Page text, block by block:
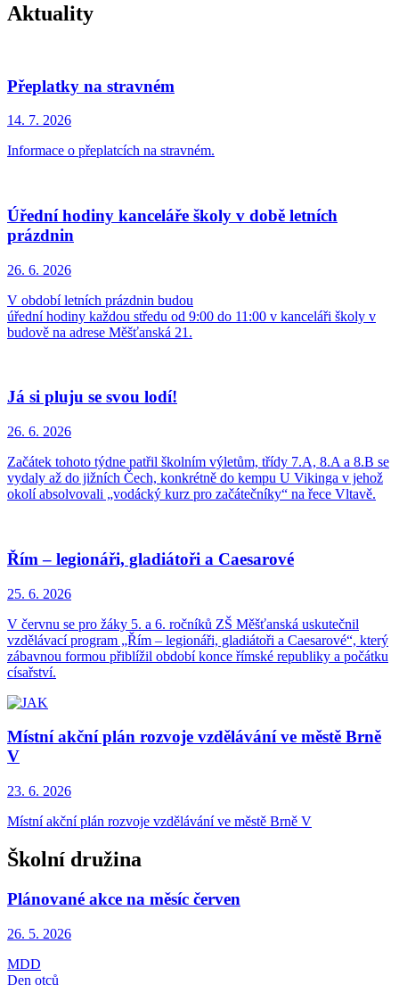
Aktuality
Přeplatky na stravném
14. 7. 2026
Informace o přeplatcích na stravném.
Úřední hodiny kanceláře školy v době letních
prázdnin
26. 6. 2026
V období letních prázdnin budou
úřední hodiny každou středu od 9:00 do 11:00 v kanceláři školy v
budově na adrese Měšťanská 21.
Já si pluju se svou lodí!
26. 6. 2026
Začátek tohoto týdne patřil školním výletům, třídy 7.A, 8.A a 8.B se
vydaly až do jižních Čech, konkrétně do kempu U Vikinga v jehož
okolí absolvovali „vodácký kurz pro začátečníky“ na řece Vltavě.
Řím – legionáři, gladiátoři a Caesarové
25. 6. 2026
V červnu se pro žáky 5. a 6. ročníků ZŠ Měšťanská uskutečnil
vzdělávací program „Řím – legionáři, gladiátoři a Caesarové“, který
zábavnou formou přiblížil období konce římské republiky a počátku
císařství.
Místní akční plán rozvoje vzdělávání ve městě Brně
V
23. 6. 2026
Místní akční plán rozvoje vzdělávání ve městě Brně V
Školní družina
Plánované akce na měsíc červen
26. 5. 2026
MDD
Den otců